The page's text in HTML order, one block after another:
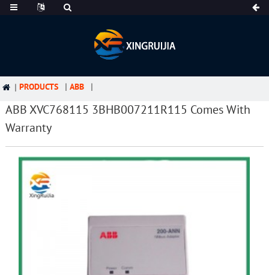
PRODUCTS ABB
ABB XVC768115 3BHB007211R115 Comes With
Warranty